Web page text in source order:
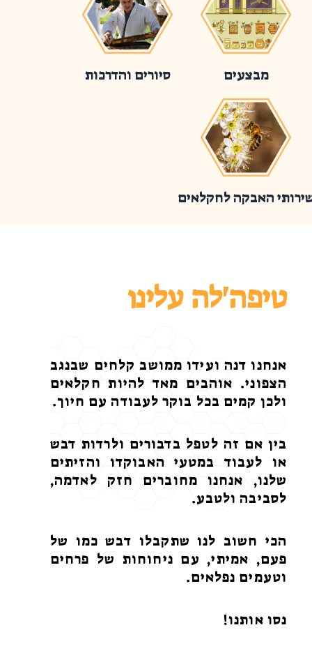
מבצעים סיורים והדרכות
האבקה לחקלאים
טיפה'לה עלינו
אנחנו דנה ועידו ממושב קלחים שבנגב
הצפוני. אוהבים מאד להיות חקלאים
ולכן קמים בכל בוקר לעבודה עם חיוך.
בין אם זה לטפל בדבורים ולרדות דבש
או לעבוד במטעי האבוקדו והזיתים
שלנו, אנחנו מחוברים חזק לאדמה,
לסביבה ולטבע.
הכי חשוב לנו שתקבלו דבש כמו של
פעם, אמיתי, עם ניחוחות של פרחים
וטעמים נפלאים.
נסו אותנו!